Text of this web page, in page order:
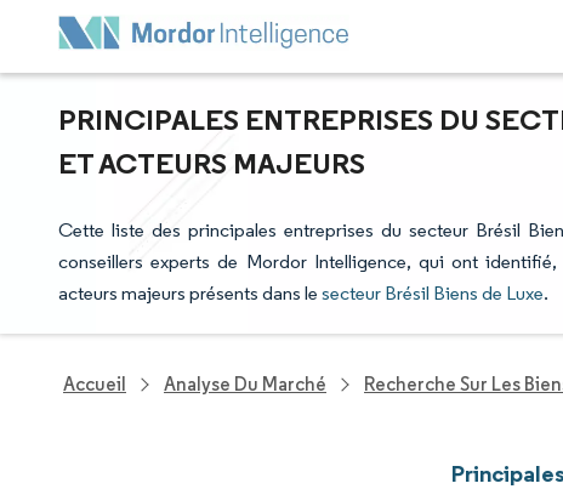
PRINCIPALES ENTREPRISES DU
ET ACTEURS MAJEURS
Cette liste des principales entreprises du secteur Brésil
conseillers experts de Mordor Intelligence, qui ont
acteurs majeurs présents dans le secteur Brésil Biens de Luxe.
Accueil Analyse Du Marché Recherche Sur Les